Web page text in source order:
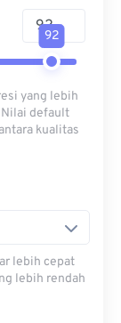
92
yang lebih
default
kualitas
lebih cepat
lebih rendah